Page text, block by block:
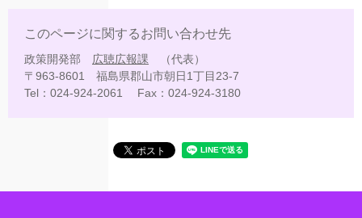
このページに関するお問い合わせ先
政策開発部 広聴広報課
代表
〒963-8601
福島県郡山市朝日1丁目23-7
Tel：024-924-2061
Fax：024-924-3180